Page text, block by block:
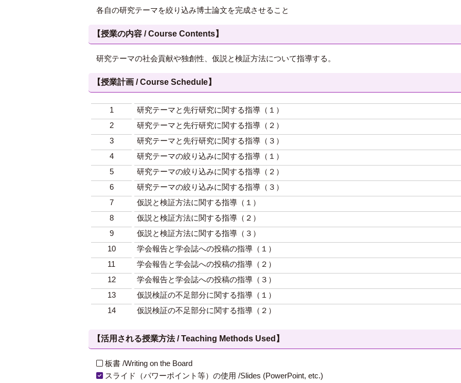
各自の研究テーマを絞り込み博士論文を完成させること
【授業の内容 / Course Contents】
研究テーマの社会貢献や独創性、仮説と検証方法について指導する。
【授業計画 / Course Schedule】
1
研究テーマと先行研究に関する指導（１）
2
研究テーマと先行研究に関する指導（２）
3
研究テーマと先行研究に関する指導（３）
4
研究テーマの絞り込みに関する指導（１）
5
研究テーマの絞り込みに関する指導（２）
6
研究テーマの絞り込みに関する指導（３）
7
仮説と検証方法に関する指導（１）
8
仮説と検証方法に関する指導（２）
9
仮説と検証方法に関する指導（３）
10
学会報告と学会誌への投稿の指導（１）
11
学会報告と学会誌への投稿の指導（２）
12
学会報告と学会誌への投稿の指導（３）
13
仮説検証の不足部分に関する指導（１）
14
仮説検証の不足部分に関する指導（２）
【活用される授業方法 / Teaching Methods Used】
板書 /Writing on the Board
スライド（パワーポイント等）の使用 /Slides (PowerPoint, etc.)